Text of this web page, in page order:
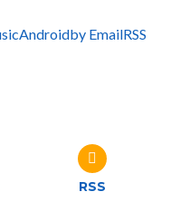
Androidby EmailRSS
RSS